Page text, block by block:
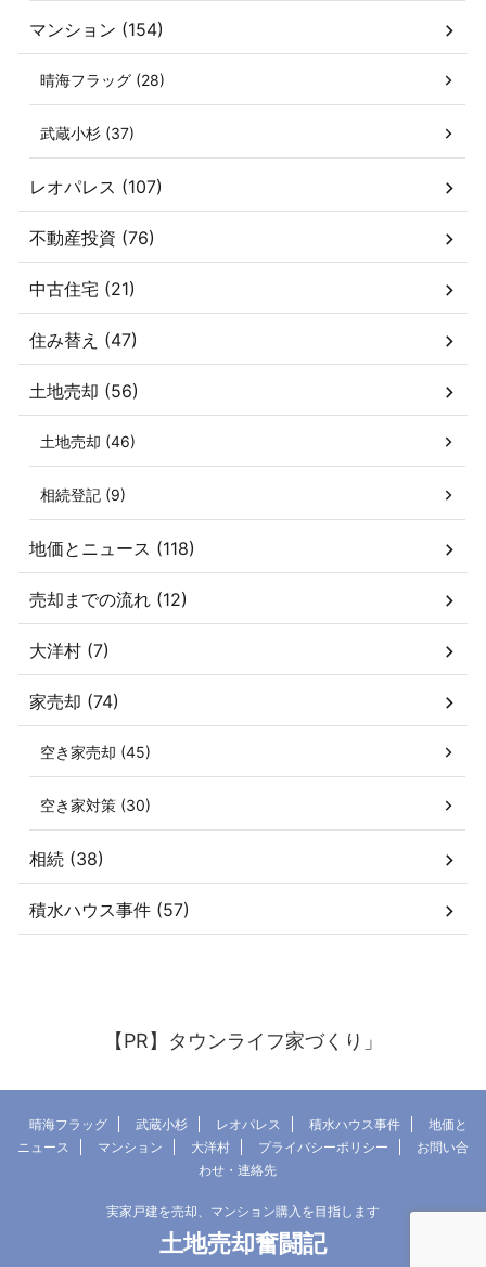
マンション (154)
晴海フラッグ (28)
武蔵小杉 (37)
レオパレス (107)
不動産投資 (76)
中古住宅 (21)
住み替え (47)
土地売却 (56)
土地売却 (46)
相続登記 (9)
地価とニュース (118)
売却までの流れ (12)
大洋村 (7)
家売却 (74)
空き家売却 (45)
空き家対策 (30)
相続 (38)
積水ハウス事件 (57)
【PR】タウンライフ家づくり」
晴海フラッグ 武蔵小杉 レオパレス 積水ハウス事件
地価と
ニュース
マンション 大洋村 プライバシーポリシー
お問い合
わせ・連絡先
実家戸建を売却、マンション購入を目指します
土地売却奮闘記